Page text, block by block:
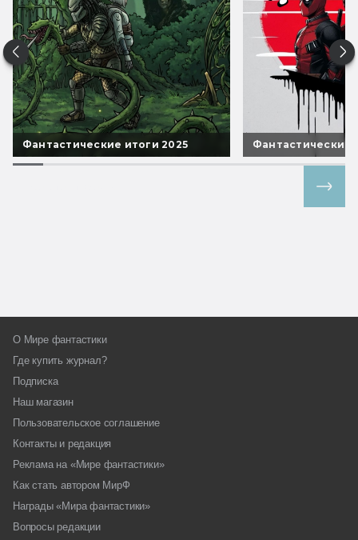
Фантастические итоги 2025 Фантастические
О Мире фантастики
Где купить журнал?
Подписка
Наш магазин
Пользовательское соглашение
Контакты и редакция
Реклама на «Мире фантастики»
Как стать автором МирФ
Награды «Мира фантастики»
Вопросы редакции